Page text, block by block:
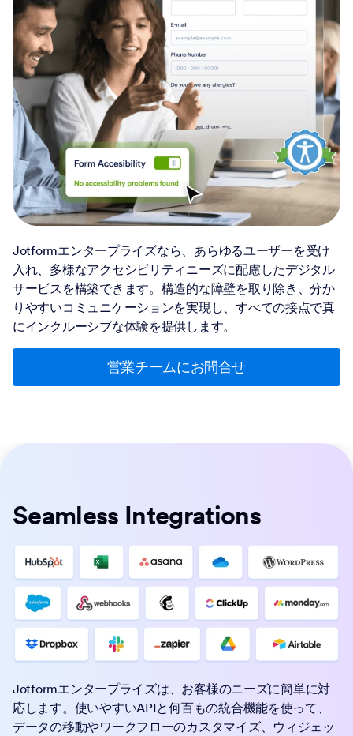
Jotformエンタープライズなら、あらゆるユーザーを受け
入れ、多様なアクセシビリティニーズに配慮したデジタル
サービスを構築できます。構造的な障壁を取り除き、分か
りやすいコミュニケーションを実現し、すべての接点で真
にインクルーシブな体験を提供します。
営業チームにお問合せ
Seamless Integrations
Jotformエンタープライズは、お客様のニーズに簡単に対
応します。使いやすいAPIと何百もの統合機能を使って、
データの移動やワークフローのカスタマイズ、ウィジェッ